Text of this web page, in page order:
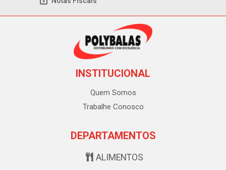
INSTITUCIONAL
Quem Somos
Trabalhe Conosco
DEPARTAMENTOS
ALIMENTOS